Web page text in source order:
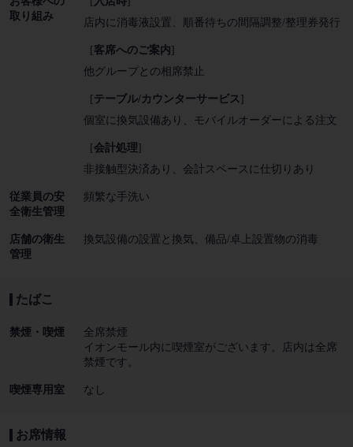
取り組み
店内に消毒液設置
順番待ちの間隔調整/整理券発行
[客席へのご案内]
他グループとの相席禁止
[テーブル/カウンターサービス ]
個室に換気設備あり
モバイルオーダーによる注文
[会計処理]
非接触型決済あり
会計スペースに仕切りあり
従業員の安
全衛生管理
頻繁な手洗い
店舗の衛生
管理
換気設備の設置と換気 備品/卓上設置物の消毒
たばこ
禁煙・喫煙
全席禁煙
イオンモール内に喫煙室がございます。店内は全席
禁煙です。
喫煙専用室 なし
お席情報